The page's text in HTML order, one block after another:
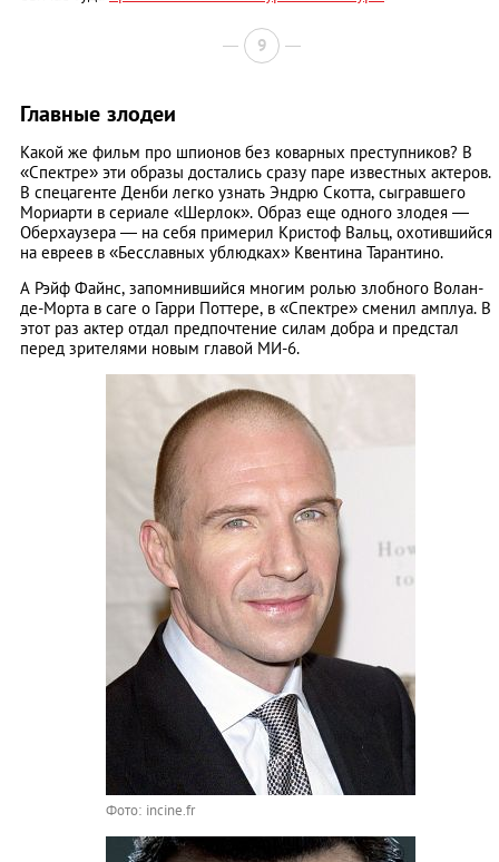
9
Главные злодеи
Какой же фильм про шпионов без коварных преступников? В
«Спектре» эти образы достались сразу паре известных актеров.
В спецагенте Денби легко узнать Эндрю Скотта, сыгравшего
Мориарти в сериале «Шерлок». Образ еще одного злодея —
Оберхаузера — на себя примерил Кристоф Вальц, охотившийся
на евреев в «Бесславных ублюдках» Квентина Тарантино.
А Рэйф Файнс, запомнившийся многим ролью злобного Волан-
де-Морта в саге о Гарри Поттере, в «Спектре» сменил амплуа. В
этот раз актер отдал предпочтение силам добра и предстал
перед зрителями новым главой МИ-6.
Фото: incine.fr